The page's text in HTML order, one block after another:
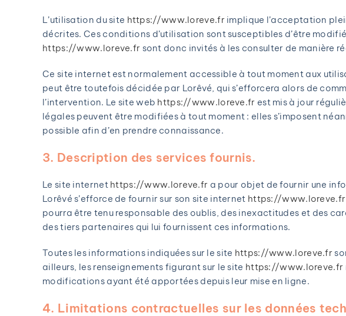
L’utilisation du site https://www.loreve.frimplique l’acceptation
décrites. Ces conditions d’utilisation sont susceptibles d’être
https://www.loreve.fr sont donc invités à les consulter de manière
Ce site internet est normalement accessible à tout moment aux
peut être toutefois décidée par Lorêvé, qui s’efforcera alors de
l’intervention. Le site web https://www.loreve.fr est mis à jour
légales peuvent être modifiées à tout moment : elles s’imposent
possible afin d’en prendre connaissance.
3. Description des services fournis.
Le site internet https://www.loreve.fr a pour objet de fournir une
Lorêvé s’efforce de fournir sur son site internet https://www.loreve.fr
pourra être tenu responsable des oublis, des inexactitudes et des
des tiers partenaires qui lui fournissent ces informations.
Toutes les informations indiquées sur le site https://www.loreve.fr
ailleurs, les renseignements figurant sur le site https://www.loreve.fr
modifications ayant été apportées depuis leur mise en ligne.
4. Limitations contractuelles sur les données